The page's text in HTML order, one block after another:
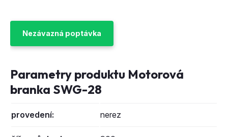
Nezávazná poptávka
Parametry produktu Motorová
branka SWG-28
provedení: nerez